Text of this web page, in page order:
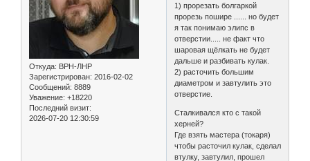
Откуда: ВРН-ЛНР
Зарегистрирован: 2016-02-02
Сообщений: 8889
Уважение: +18220
Последний визит:
2026-07-20 12:30:59
1) прорезать болгаркой
прорезь пошире ...... но будет
я так понимаю элипс в
отверстии..... не факт что
шаровая щёлкать не будет
дальше и разбивать кулак.
2) расточить большим
диаметром и завтулить это
отверстие.
Сталкивался кто с такой
херней?
Где взять мастера (токаря)
чтобы расточил кулак, сделал
втулку, завтулил, прошел